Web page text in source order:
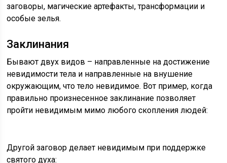
заговоры, магические артефакты, трансформации и
особые зелья.
Заклинания
Бывают двух видов – направленные на достижение
невидимости тела и направленные на внушение
окружающим, что тело невидимое. Вот пример, когда
правильно произнесенное заклинание позволяет
пройти невидимым мимо любого скопления людей:
Другой заговор делает невидимым при поддержке
святого духа: